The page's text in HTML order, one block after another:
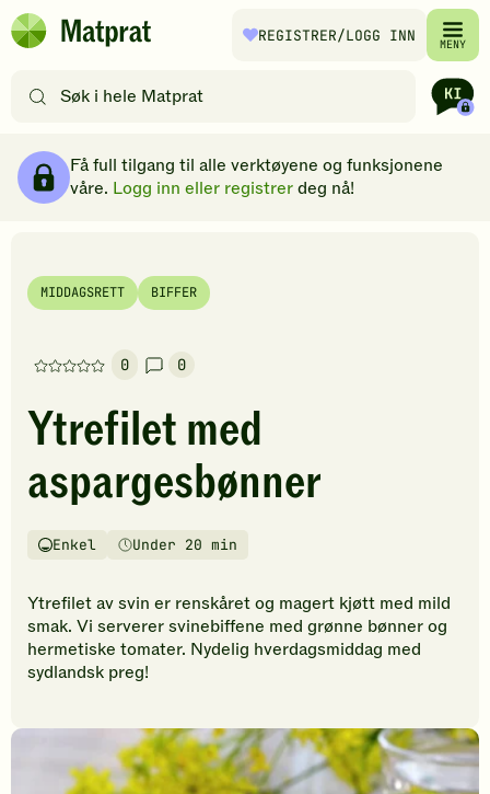
Hopp til hovedinnhold
Matprat
REGISTRER/LOGG INN MENY
etter
filtre
Få full tilgang til alle verktøyene og funksjonene
våre. Logg inn eller registrerdeg nå!
MIDDAGSRETT BIFFER
0
Denne
har
foreløpig
ingen
vurderinger.
den
til
å
vurdere
denne
oppskriften.
0
Ytrefilet med
aspargesbønner
Vanskelighetsgrad
Enkel
TilberedningstidUnder 20 min
Ytrefilet av svin er renskåret og magert kjøtt med mild
smak. Vi serverer svinebiffene med grønne bønner og
hermetiske tomater. Nydelig hverdagsmiddag med
sydlandsk preg!